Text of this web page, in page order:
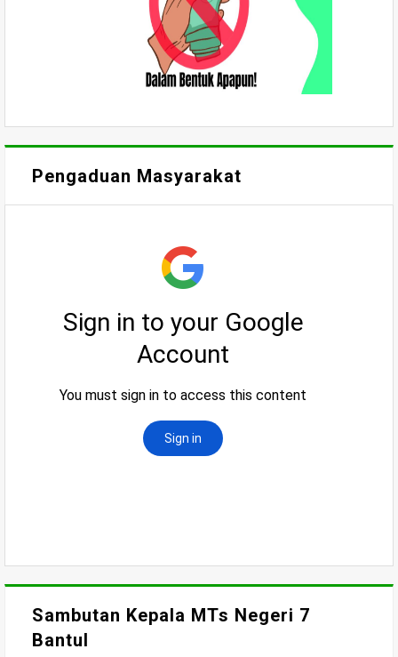
Pengaduan Masyarakat
Sambutan Kepala MTs Negeri 7
Bantul